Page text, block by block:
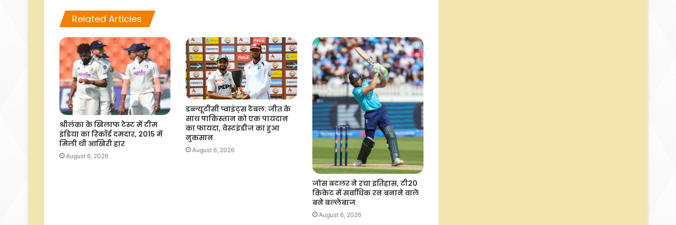
दिसंबर में भारतीय महिला टीम का साउथ
अफ्रीका दौरा, जोड़ी गई 3 मुकाबलों की
टी20 सीरीज
पाकिस्तान के खिलाफ शुरुआती दो टेस्ट के
लिए लॉरेंस की इंग्लिश टीम में वापसी,
बेथेले पूरी सीरीज से बाहर
भारत के लिए तीन दिवसीय वॉर्मअप मैच के
लिए श्रीलंका क्रिकेट इलेवन टीम का
ऐलान, सोनल दिनुशा बने कप्तान
मैच से पहले कैसे वजन को नियंत्रित रखते हैं
मुक्केबाज? प्रीति पवार ने समझाई पूरी
प्रकिया
श्रीलंका में स्पिन के लिए मददगार पिचों पर
Related Articles
श्रीलंका के खिलाफ टेस्ट में टीम
इंडिया का रिकॉर्ड दमदार, 2015 में
मिली थी आखिरी हार
August 6, 2026
डब्ल्यूटीसी प्वाइंट्स टेबल: जीत के
साथ पाकिस्तान को एक पायदान
का फायदा, वेस्टइंडीज का हुआ
नुकसान
August 6, 2026
जोस बटलर ने रचा इतिहास, टी20
क्रिकेट में सर्वाधिक रन बनाने वाले
बने बल्लेबाज
August 6, 2026